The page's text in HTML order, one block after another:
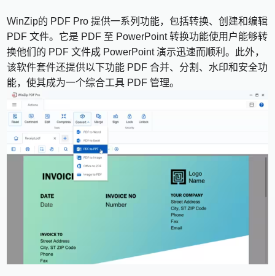
WinZip的 PDF Pro 提供一系列功能，包括转换、创建和编辑
PDF 文件。它是 PDF 至 PowerPoint 转换功能使用户能够转
换他们的 PDF 文件成 PowerPoint 演示迅速而顺利。此外，
该软件套件还提供以下功能 PDF 合并、分割、水印和安全功
能，使其成为一个综合工具 PDF 管理。